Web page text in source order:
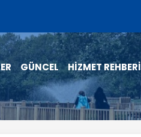
GÜNCEL HİZMET REHBERİ